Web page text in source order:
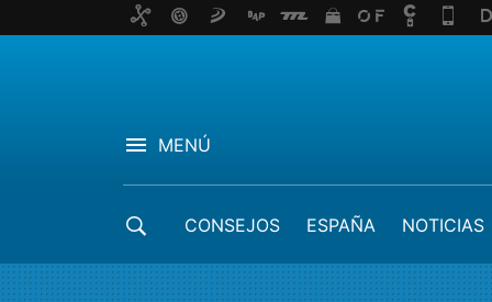
MENÚ
CONSEJOS ESPAÑA NOTICIAS